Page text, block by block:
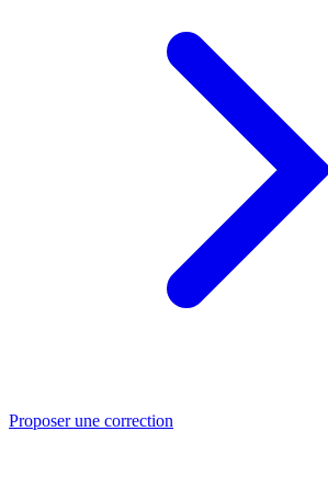
Proposer une correction